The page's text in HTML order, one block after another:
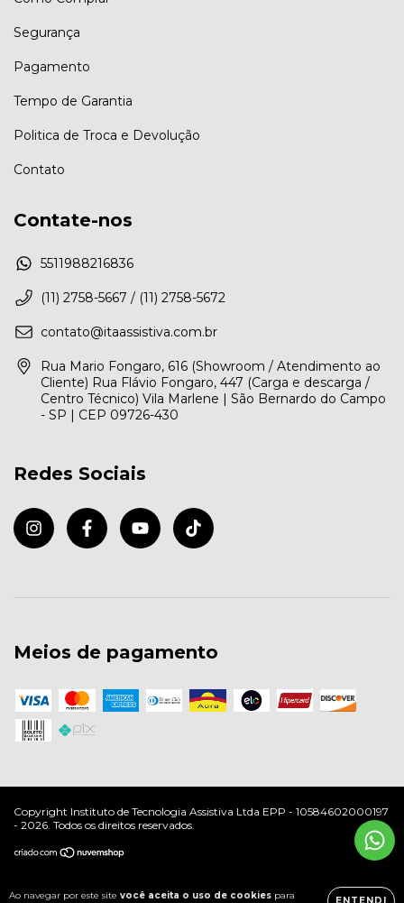
Ao navegar por este site você aceita o uso de cookies para
Segurança
Pagamento
Tempo de Garantia
Politica de Troca e Devolução
Contato
Contate-nos
5511988216836
(11) 2758-5667 / (11) 2758-5672
contato@itaassistiva.com.br
Rua Mario Fongaro, 616 (Showroom / Atendimento ao
Cliente) Rua Flávio Fongaro, 447 (Carga e descarga /
Centro Técnico) Vila Marlene | São Bernardo do Campo
- SP | CEP 09726-430
Redes Sociais
Meios de pagamento
Copyright Instituto de Tecnologia Assistiva Ltda EPP - 10584602000197
- 2026. Todos os direitos reservados.